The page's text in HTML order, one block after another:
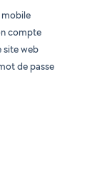
mobile
compte
site web
de passe